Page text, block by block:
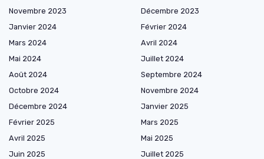
Novembre 2023
Décembre 2023
Janvier 2024
Février 2024
Mars 2024
Avril 2024
Mai 2024
Juillet 2024
Août 2024
Septembre 2024
Octobre 2024
Novembre 2024
Décembre 2024
Janvier 2025
Février 2025
Mars 2025
Avril 2025
Mai 2025
Juin 2025
Juillet 2025